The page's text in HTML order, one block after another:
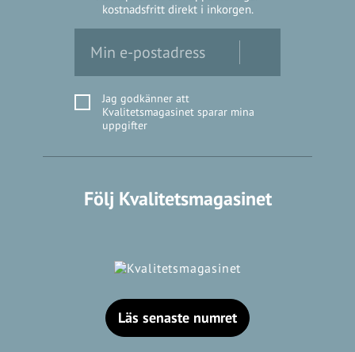
kostnadsfritt direkt i inkorgen.
Jag godkänner att
Kvalitetsmagasinet sparar mina
uppgifter
Följ Kvalitetsmagasinet
Läs senaste numret